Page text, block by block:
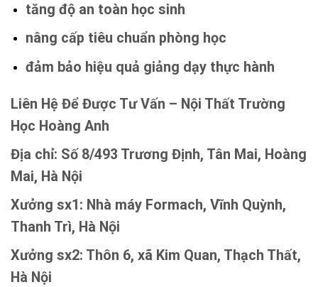
tăng độ an toàn học sinh
nâng cấp tiêu chuẩn phòng học
đảm bảo hiệu quả giảng dạy thực hành
Liên Hệ Để Được Tư Vấn – Nội Thất Trường
Học Hoàng Anh
Địa chỉ: Số 8/493 Trương Định, Tân Mai, Hoàng
Mai, Hà Nội
Xưởng sx1: Nhà máy Formach, Vĩnh Quỳnh,
Thanh Trì, Hà Nội
Xưởng sx2: Thôn 6, xã Kim Quan, Thạch Thất,
Hà Nội